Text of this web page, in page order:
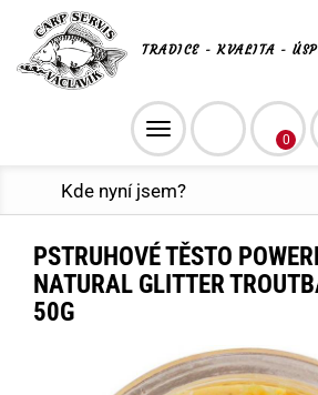
TRADICE - KVALITA -
Toggle
navigation
0
Kde nyní jsem?
PSTRUHOVÉ TĚSTO
NATURAL GLITTER
50G